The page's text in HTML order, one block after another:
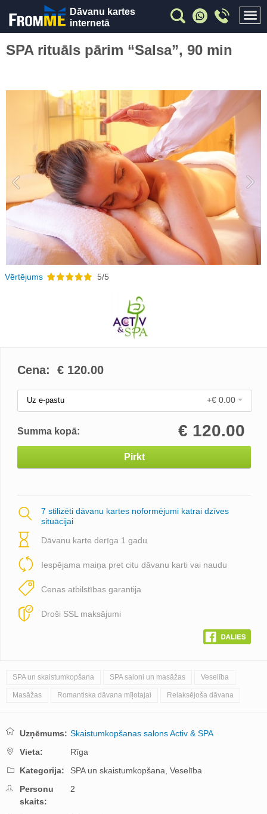
Dāvanu kartes
internetā
SPA rituāls pārim “Salsa”, 90 min
Previous
Vērtējums 5/5
Cena: € 120.00
Uz e-pastu +€ 0.00
Summa kopā: € 120.00
Pirkt
7 stilizēti dāvanu kartes noformējumi katrai dzīves
situācijai
Dāvanu karte derīga 1 gadu
Iespējama maiņa pret citu dāvanu karti vai naudu
Cenas atbilstības garantija
Droši SSL maksājumi
SPA un skaistumkopšana SPA saloni un masāžas Veselība
Masāžas Romantiska dāvana mīļotajai Relaksējoša dāvana
Uzņēmums: Skaistumkopšanas salons Activ & SPA
Vieta:
Rīga
Kategorija:
SPA un skaistumkopšana, Veselība
Personu
skaits:
2